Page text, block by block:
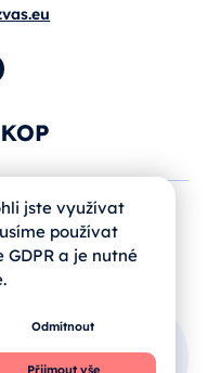
YouTube
jste využívat
používat
GDPR a je nutné
Odmítnout
Přijmout vše